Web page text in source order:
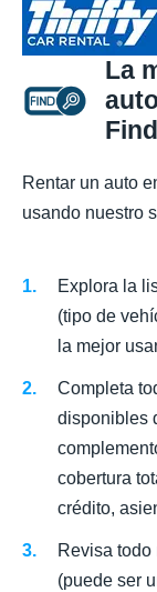
La
Rentar un auto
usando nuestro
Explora la
(tipo de
la mejor
Completa
disponibles
cobertura
crédito,
Revisa
(puede ser